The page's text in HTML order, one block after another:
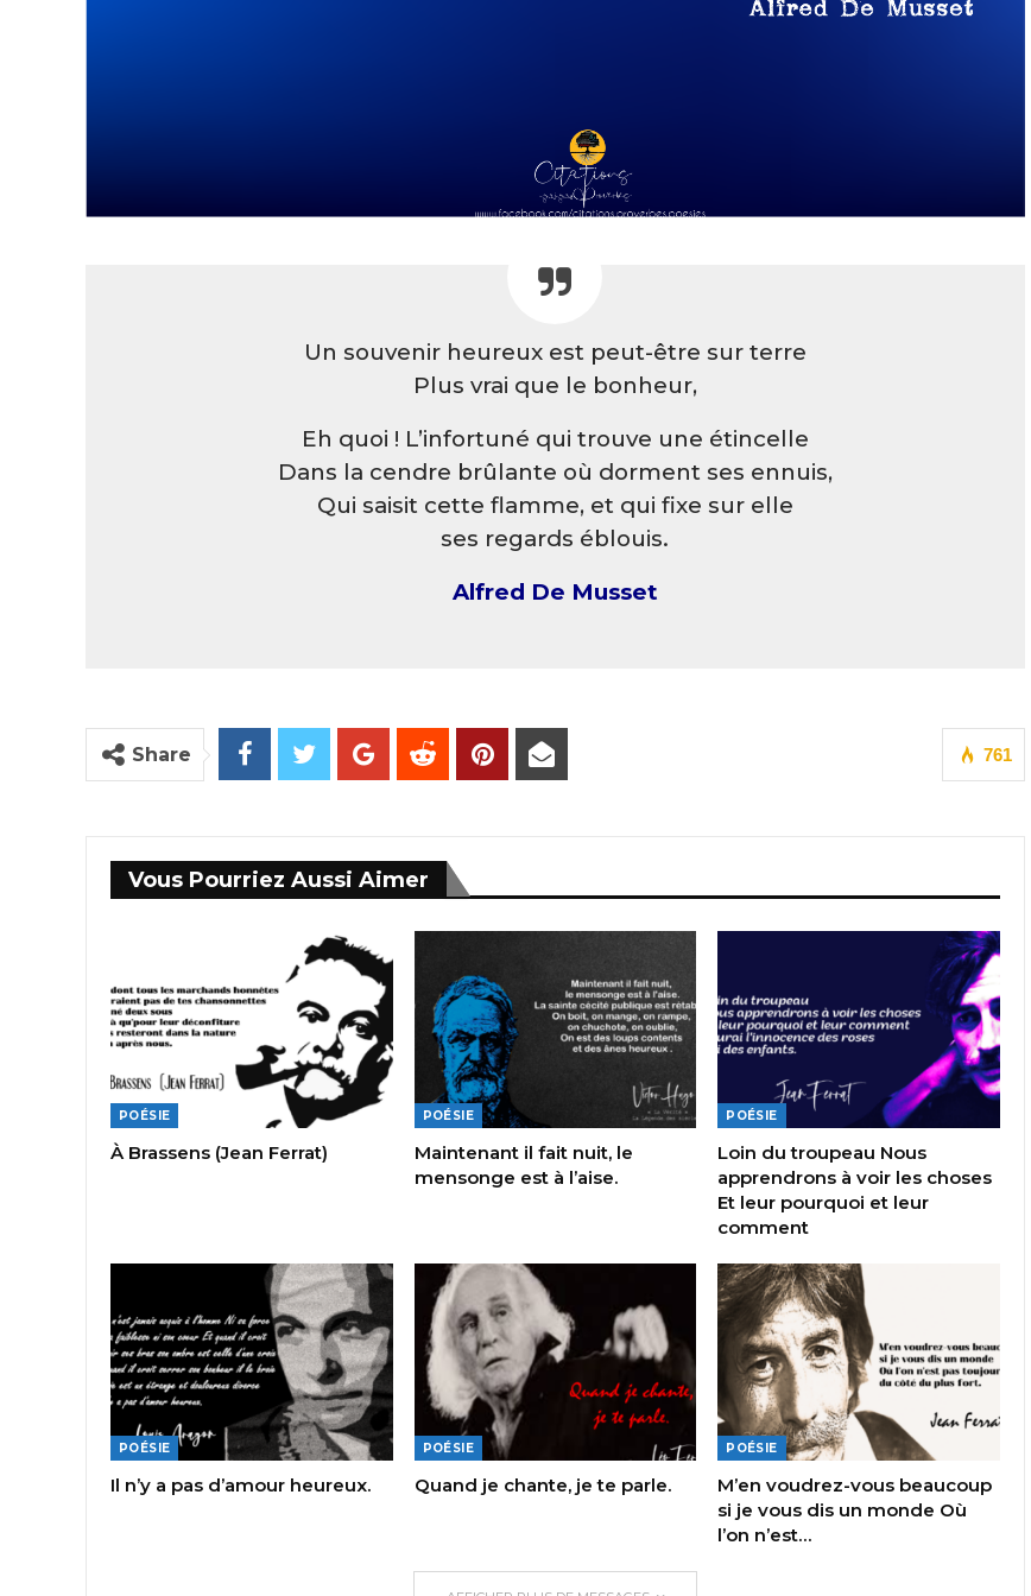
Un souvenir heureux est peut-être sur terre
Plus vrai que le bonheur,
Eh quoi ! L’infortuné qui trouve une étincelle
Dans la cendre brûlante où dorment ses ennuis,
Qui saisit cette flamme, et qui fixe sur elle
ses regards éblouis.
Alfred De Musset
761
Share
Vous Pourriez Aussi Aimer
POÉSIE
À Brassens (Jean Ferrat)
POÉSIE
Maintenant il fait nuit, le
mensonge est à l’aise.
POÉSIE
Loin du troupeau Nous
apprendrons à voir les choses
Et leur pourquoi et leur
comment
POÉSIE
Il n’y a pas d’amour heureux.
POÉSIE
Quand je chante, je te parle.
POÉSIE
M’en voudrez-vous beaucoup
si je vous dis un monde Où
l’on n’est…